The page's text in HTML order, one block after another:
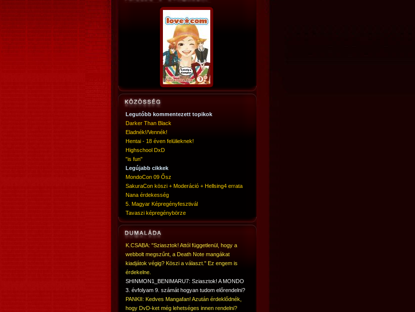
Legutóbb kommentezett topikok
Darker Than Black
Eladnék!/Vennék!
Hentai - 18 éven felülieknek!
Highschool DxD
"is fun"
Legújabb cikkek
MondoCon 09 Ősz
SakuraCon köszi + Moderáció + Hellsing4 errata
Nana érdekesség
5. Magyar Képregényfesztivál
Tavaszi képregénybörze
K.CSABA: "Sziasztok! Attól függetlenül, hogy a
webbolt megszűnt, a Death Note mangákat
kiadjátok végig? Köszi a választ." Ez engem is
érdekelne.
SHINMON1_BENIMARU7: Sziasztok! A MONDO
3. évfolyam 9. számát hogyan tudom előrendelni?
PANKII: Kedves Mangafan! Azután érdeklődnék,
hogy DvD-ket még lehetséges innen rendelni?